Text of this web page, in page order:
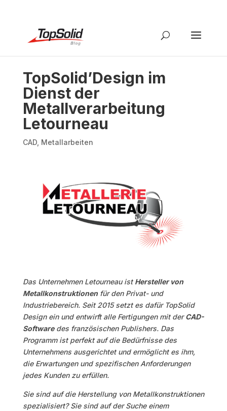
TopSolid’Design im
Dienst der
Metallverarbeitung
Letourneau
CAD, Metallarbeiten
Das Unternehmen Letourneau ist Hersteller von
Metallkonstruktionenfür den Privat- und
Industriebereich. Seit 2015 setzt es dafür TopSolid
Design ein und entwirft alle Fertigungen mit derCAD-
Softwaredes französischen Publishers. Das
Programm ist perfekt auf die Bedürfnisse des
Unternehmens ausgerichtet und ermöglicht es ihm,
die Erwartungen und spezifischen Anforderungen
jedes Kunden zu erfüllen.
Sie sind auf die Herstellung von Metallkonstruktionen
spezialisiert? Sie sind auf der Suche einem